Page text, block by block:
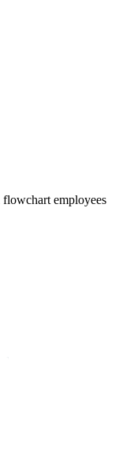
flowchart employees